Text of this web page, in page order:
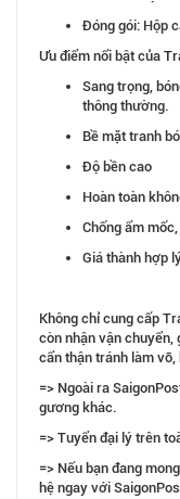
Đóng gói: Hộp
Ưu điểm nổi bật của
Sang trọng,
thông thường.
Bề mặt tranh
Độ bền cao
Hoàn toàn
Chống ẩm
Giá thành hợp
Không chỉ cung cấp
còn nhận vận chuyển,
cẩn thận tránh làm
=> Ngoài ra
gương khác.
=> Tuyển đại lý trên
=> Nếu bạn đang
hệ ngay với